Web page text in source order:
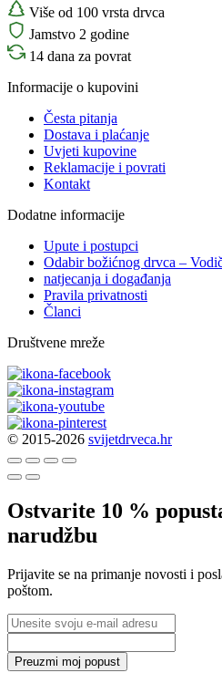
Više od 100 vrsta drvca
Jamstvo 2 godine
14 dana za povrat
Informacije o kupovini
Česta pitanja
Dostava i plaćanje
Uvjeti kupovine
Reklamacije i povrati
Kontakt
Dodatne informacije
Upute i postupci
Odabir božićnog drvca –
natjecanja i događanja
Pravila privatnosti
Članci
Društvene mreže
© 2015-2026 svijetdrveca.hr
Ostvarite 10 %
narudžbu
Prijavite se na primanje novosti i
poštom.
Preuzmi moj popust